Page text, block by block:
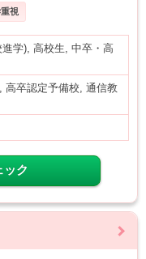
視
学), 高校生, 中卒・高
高卒認定予備校, 通信教
ック